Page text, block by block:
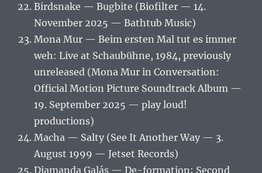
Birdsnake — Bugbite (Biofilter — 14.
November 2025 — Bathtub Music)
Mona Mur — Beim ersten Mal tut es immer
weh: Live at Schaubühne, 1984, previously
unreleased (Mona Mur in Conversation:
Official Motion Picture Soundtrack Album —
19. September 2025 — play loud!
productions)
Macha — Salty (See It Another Way — 3.
August 1999 — Jetset Records)
Diamanda Galás — De-formation; Second